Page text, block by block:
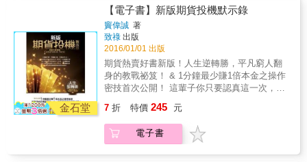
地雷風險。
法， 給你12種日K線（一天才會出現一根）行
情，讓你穩穩賺。 ‧最適合初學者練習的60分鐘
K線投資法 給你12種60K線（一小時出現一
根）行情，第一次進場也能上手。 ‧不用管明
天、只想賺今天的10分鐘K線快速賺錢法 作者
也提供宛如極速快感的10分鐘K線圖，讓你掌握
一日行情。 一種規則，兩種信號，三種頻率，
就能進場，你也能年賺30％。
資。 台股交易以一張（1000股）為單位；台指
期則以一口為單位， 又區分為大台指與小台
指。以小台而言，預繳保證金26750元即可交
易； 不用，3萬元就可以進場投資。 ◎北極星
投資法──複雜行情中最簡單的賺錢訊號 只要掌
握兩個信號（本書用K線全圖解） 何時進場：
當台指期指數連日大漲後， 大盤當日以黑K做
收（當日收盤價低於開盤價）並且創新高， 代
表北極星出現了：多頭力道不足，行情將由漲
當台指期指數連日大跌後， 大盤當日以紅K做
收（當日收盤價高於開盤價）並且創新低， 代
表跌勢即將結束，放空的你此時就該退場了。
懂的文字與大量圖解做說明，讓讀者在毫無壓
力且無須投資常識的情況下，踏入選擇權的世
界。內容著重於選擇權買賣的實戰技巧，沒有
多餘的知識介紹，讓完全不懂選擇權的讀者，
輕鬆跟著本書腳步，學會開戶、看盤、與交易
的實戰技巧。 本書5大超強特色 特色1：化繁為
簡，一本搞懂選擇權 將20年交易精華全寫入書
一本抵百本！ & 特色2：從實戰技巧切入，沒
有模糊空間 無論是開戶、看盤、入金、建立部
位、買賣技巧、資金控管，皆詳盡說明，步步
彩頭獎得主！ 市面上有成千上百本關於選擇權
交易的書籍，但清楚易懂的卻少之少有，且大
多內容可能充斥大量專有名詞和知識，或是從
沒見過的技術分析圖，讓人摸不著頭緒，加上
選擇權本身的規則與內容不易理解，時常會讓
初學者連聽都聽不懂，更別說要交易選擇權。
作者獨孤求敗是多年交易選擇權的素人投資
者，其經營的「選擇權搖錢樹」部落格更是受
到廣大網友喜愛，他總以簡單明白的教導方式
世界。本書是他第一本選擇權買賣的書，書中
他將發揮這個長處，從買賣須知、開戶、到交
易，全方面解析，保證不造成閱讀障礙，更不
金石堂
【電子書】新版期貨投機默示錄
竇偉誠 著
致祿 出版
2016/01/01 出版
期貨熱賣好書新版！人生逆轉勝，平凡窮人翻
身的教戰祕笈！ & 1分鐘最少賺1倍本金之操作
密技首次公開！ 這輩子你只要認真這一次，所
&hellip;&hellip; 不得了啊，不得了
&hellip;&hellip;你有道靈光從天靈蓋噴出來，你
知道嗎？ 年紀輕輕，就有一身橫練的筋骨，簡
7 折 特價 245 元
電子書